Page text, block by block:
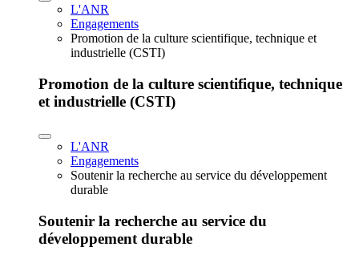
L'ANR
Engagements
Promotion de la culture scientifique, technique et
industrielle (CSTI)
Promotion de la culture scientifique, technique
et industrielle (CSTI)
L'ANR
Engagements
Soutenir la recherche au service du développement
durable
Soutenir la recherche au service du
développement durable